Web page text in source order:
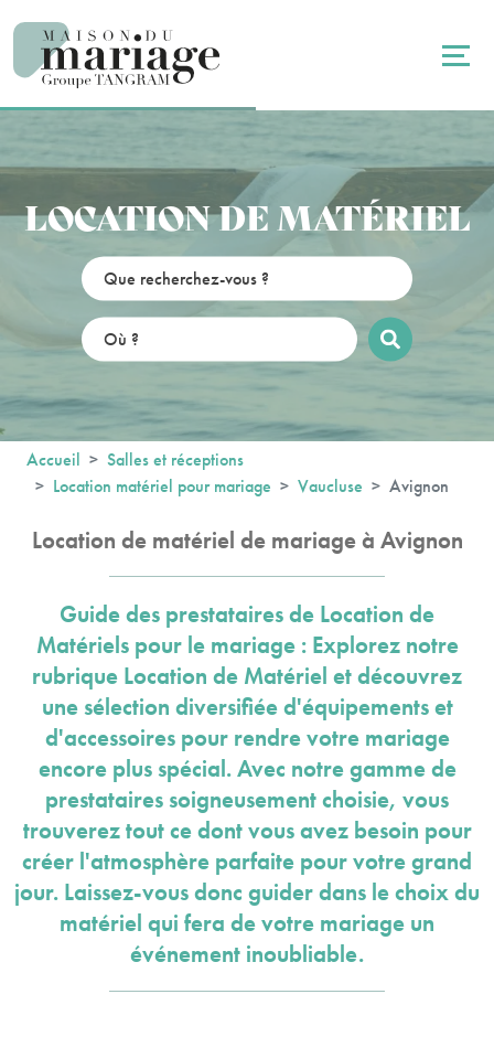
LOCATION DE MATÉRIEL
Accueil
Salles et réceptions
Location matériel pour mariage
Vaucluse Avignon
Location de matériel de mariage à Avignon
Guide des prestataires de Location de
Matériels pour le mariage : Explorez notre
rubrique Location de Matériel et découvrez
une sélection diversifiée d'équipements et
d'accessoires pour rendre votre mariage
encore plus spécial. Avec notre gamme de
prestataires soigneusement choisie, vous
trouverez tout ce dont vous avez besoin pour
créer l'atmosphère parfaite pour votre grand
jour. Laissez-vous donc guider dans le choix du
matériel qui fera de votre mariage un
événement inoubliable.